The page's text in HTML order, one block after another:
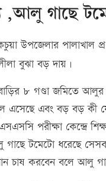
,আলু গাছে
উপজেলার পালাখাল
বুঝা বড় দায়।
বাড়ির ৮ গণ্ডা জমিতে
এবং বড় বড় কী
পরীক্ষা কেন্দ্রে
টমেটো ধরেছে
করবেন বলে আলু